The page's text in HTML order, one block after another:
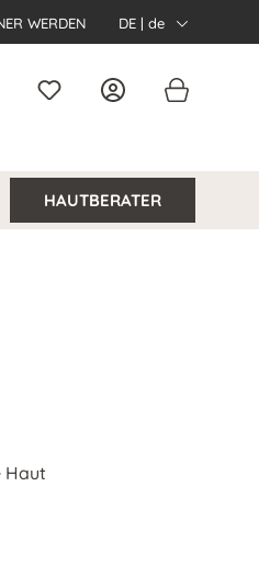
WERDEN DE | de
HAUTBERATER
Haut